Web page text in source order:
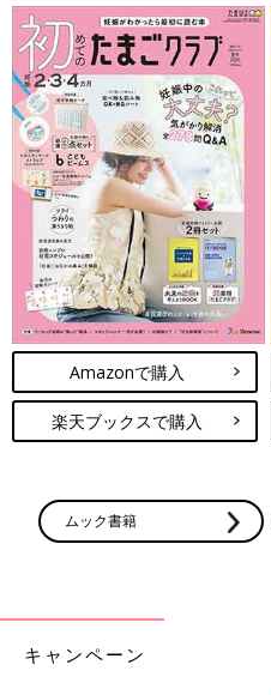
唯夏ちゃんは美月ちゃんの病棟に入室で
ド・マクドナルド・ハウスで過ごしまし
退院までの4カ月、晴子さんは
時までを美月ちゃんの病室で過
すぐに敷地内にある「ドナルド
や（以下、ハウス）」へ帰れた
の人がいる中での移動がなかっ
滞在中のほかのご家族もお互い
それに、台湾での入院は24時間
で、ハウスに帰ってしっかり睡
Amazonで購入
楽天ブックスで購入
ムック書籍
キャンペーン